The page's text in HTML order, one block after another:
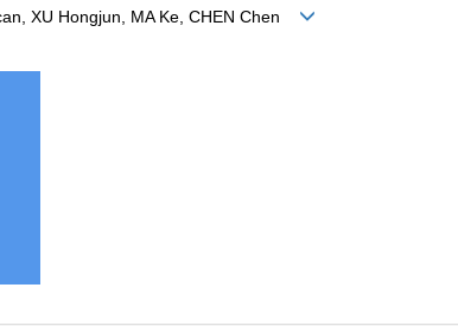
XU Hongjun, MA Ke, CHEN Chen